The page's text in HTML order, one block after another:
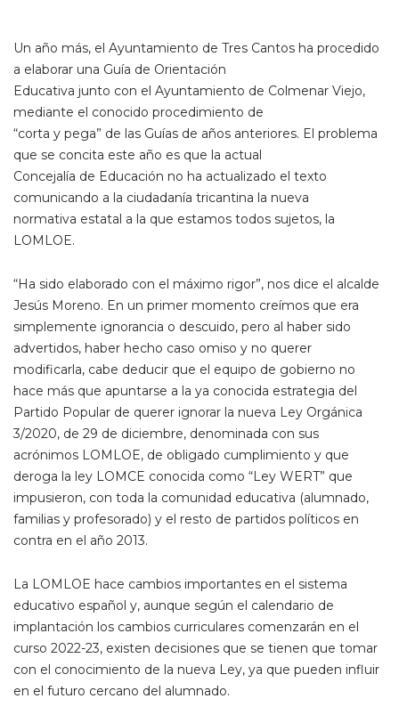
Un año más, el Ayuntamiento de Tres Cantos ha procedido
a elaborar una Guía de Orientación
Educativa junto con el Ayuntamiento de Colmenar Viejo,
mediante el conocido procedimiento de
“corta y pega” de las Guías de años anteriores. El problema
que se concita este año es que la actual
Concejalía de Educación no ha actualizado el texto
comunicando a la ciudadanía tricantina la nueva
normativa estatal a la que estamos todos sujetos, la
LOMLOE.
“Ha sido elaborado con el máximo rigor”, nos dice el alcalde
Jesús Moreno. En un primer momento creímos que era
simplemente ignorancia o descuido, pero al haber sido
advertidos, haber hecho caso omiso y no querer
modificarla, cabe deducir que el equipo de gobierno no
hace más que apuntarse a la ya conocida estrategia del
Partido Popular de querer ignorar la nueva Ley Orgánica
3/2020, de 29 de diciembre, denominada con sus
acrónimos LOMLOE, de obligado cumplimiento y que
deroga la ley LOMCE conocida como “Ley WERT” que
impusieron, con toda la comunidad educativa (alumnado,
familias y profesorado) y el resto de partidos políticos en
contra en el año 2013.
La LOMLOE hace cambios importantes en el sistema
educativo español y, aunque según el calendario de
implantación los cambios curriculares comenzarán en el
curso 2022-23, existen decisiones que se tienen que tomar
con el conocimiento de la nueva Ley, ya que pueden influir
en el futuro cercano del alumnado.